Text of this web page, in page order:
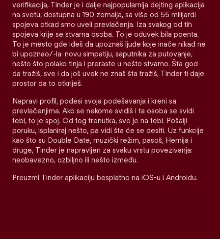
verifikacija, Tinder je i dalje najpopularnija dejting aplikacija
na svetu, dostupna u 190 zemalja, sa više od 55 milijardi
spojeva otkad smo uveli prevlačenja. Iza svakog od tih
spojeva krije se stvarna osoba. To je oduvek bila poenta.
To je mesto gde ideš da upoznaš ljude koje inače nikad ne
bi upoznao/-la: novu simpatiju, saputnika za putovanje,
nešto što polako tinja i preraste u nešto stvarno. Šta god
da tražiš, sve i da još uvek ne znaš šta tražiš, Tinder ti daje
prostor da to otkriješ.
Napravi profil, podesi svoja podešavanja i kreni sa
prevlačenjima. Ako se nekome svidiš i ta osoba se svidi
tebi, to je spoj. Od tog trenutka, sve je na tebi. Pošalji
poruku, isplaniraj nešto, pa vidi šta će se desiti. Uz funkcije
kao što su Double Date, muzički režim, pasoš, Hemija i
druge, Tinder je napravljen za svaku vrstu povezivanja:
neobavezno, ozbiljno ili nešto između.
Preuzmi Tinder aplikaciju besplatno na iOS-u i Androidu.